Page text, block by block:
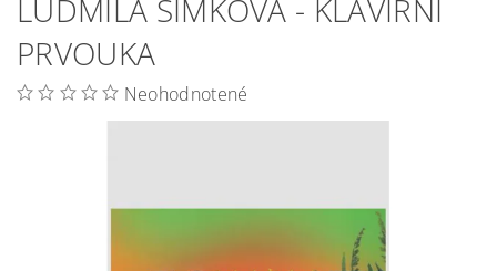
LUDMILA ŠIMKOVÁ - KLAVÍRNÍ
PRVOUKA
Neohodnotené